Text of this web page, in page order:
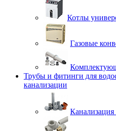
Котлы
Газовые
Трубы и фитинги для
канализации
Канализация